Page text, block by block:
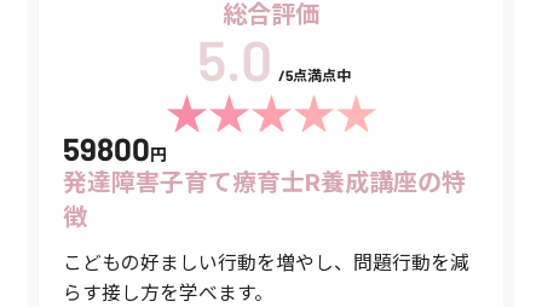
総合評価
/5点満点中
59800円
発達障害子育て療育士R養成講座の特
徴
こどもの好ましい行動を増やし、問題行動を減
らす接し方を学べます。